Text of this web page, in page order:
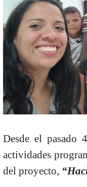
Desde el
actividades
del proyecto,